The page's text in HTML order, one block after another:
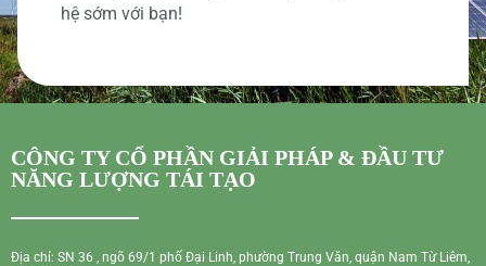
hệ sớm với bạn!
CÔNG TY CỔ PHẦN GIẢI PHÁP & ĐẦU TƯ
NĂNG LƯỢNG TÁI TẠO
Địa chỉ: SN 36 , ngõ 69/1 phố Đại Linh, phường Trung Văn, quận Nam Từ Liêm,